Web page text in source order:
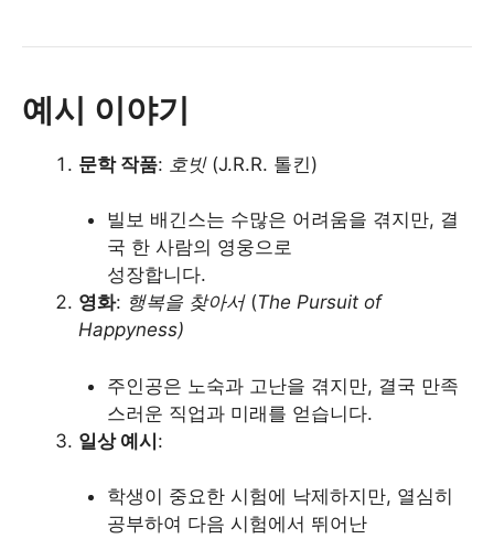
예시 이야기
문학 작품: 호빗(J.R.R. 톨킨)
빌보 배긴스는 수많은 어려움을 겪지만, 결
국 한 사람의 영웅으로
성장합니다.
영화: 행복을 찾아서(The Pursuit of
Happyness)
주인공은 노숙과 고난을 겪지만, 결국 만족
스러운 직업과 미래를 얻습니다.
일상 예시:
학생이 중요한 시험에 낙제하지만, 열심히
공부하여 다음 시험에서 뛰어난